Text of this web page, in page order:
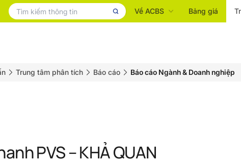
Về ACBS Bảng giá
Trung tâm phân tích Báo cáo Báo cáo Ngành & Doanh nghiệp
PVS – KHẢ QUAN